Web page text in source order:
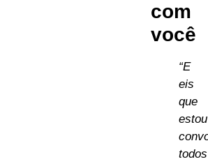
com
você
“E
eis
que
estou
todos